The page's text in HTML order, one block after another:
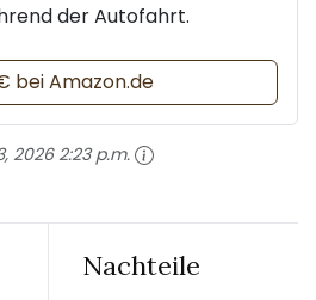
der Autofahrt.
bei Amazon.de
2026 2:23 p.m.
Nachteile